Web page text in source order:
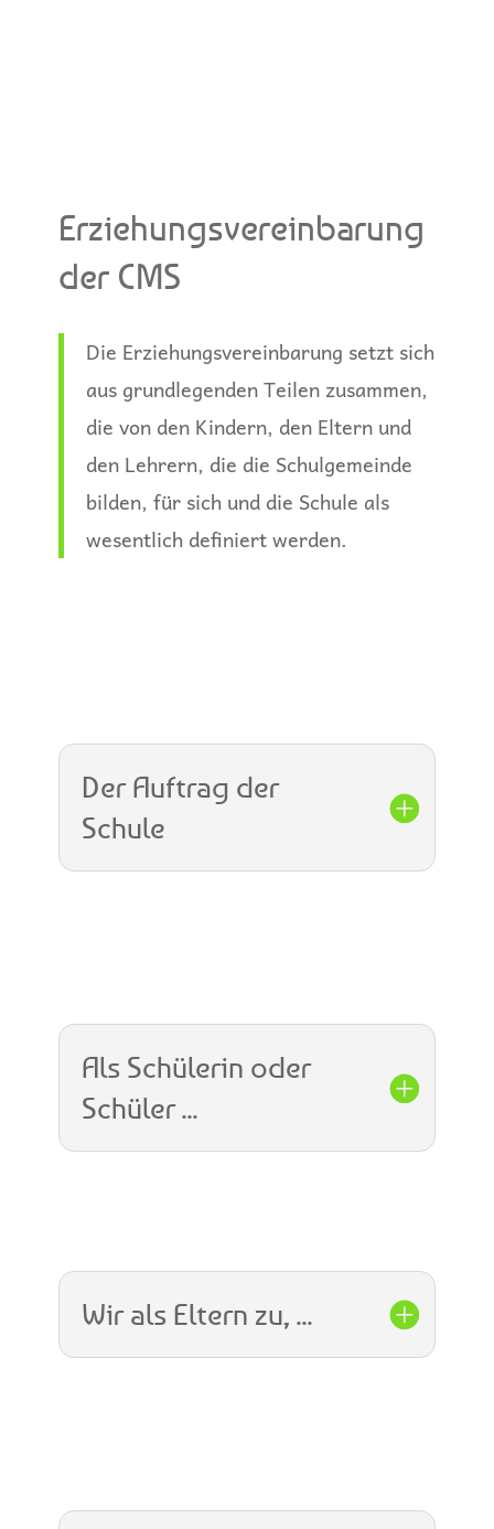
Erziehungsvereinbarung
der CMS
Die Erziehungsvereinbarung setzt sich
aus grundlegenden Teilen zusammen,
die von den Kindern, den Eltern und
den Lehrern, die die Schulgemeinde
bilden, für sich und die Schule als
wesentlich definiert werden.
Der Auftrag der
Schule
Als Schülerin oder
Schüler ...
Wir als Eltern zu, ...